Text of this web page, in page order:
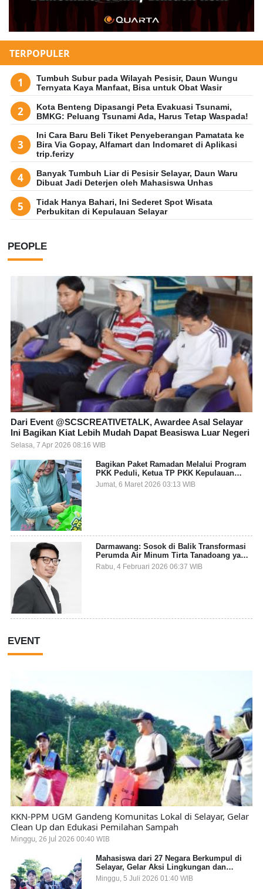
TERPOPULER
Tumbuh Subur pada Wilayah Pesisir, Daun Wungu
Ternyata Kaya Manfaat, Bisa untuk Obat Wasir
Kota Benteng Dipasangi Peta Evakuasi Tsunami,
BMKG: Peluang Tsunami Ada, Harus Tetap Waspada!
Ini Cara Baru Beli Tiket Penyeberangan Pamatata ke
Bira Via Gopay, Alfamart dan Indomaret di Aplikasi
trip.ferizy
Banyak Tumbuh Liar di Pesisir Selayar, Daun Waru
Dibuat Jadi Deterjen oleh Mahasiswa Unhas
Tidak Hanya Bahari, Ini Sederet Spot Wisata
Perbukitan di Kepulauan Selayar
PEOPLE
Dari Event @SCSCREATIVETALK, Awardee Asal Selayar
Ini Bagikan Kiat Lebih Mudah Dapat Beasiswa Luar Negeri
Selasa, 7 Apr 2026 08:16 WIB
Bagikan Paket Ramadan Melalui Program
PKK Peduli, Ketua TP PKK Kepulauan
Selayar: Puasa Adalah Ajang Melatih
Kepekaan Sosial
Jumat, 6 Maret 2026 03:13 WIB
Darmawang: Sosok di Balik Transformasi
Perumda Air Minum Tirta Tanadoang yang
Makin Inovatif
Rabu, 4 Februari 2026 06:37 WIB
EVENT
KKN-PPM UGM Gandeng Komunitas Lokal di Selayar, Gelar
Clean Up dan Edukasi Pemilahan Sampah
Minggu, 26 Jul 2026 00:40 WIB
Mahasiswa dari 27 Negara Berkumpul di
Selayar, Gelar Aksi Lingkungan dan
Dalami Kearifan Lokal Bumi Tanadoang
Minggu, 5 Juli 2026 01:40 WIB